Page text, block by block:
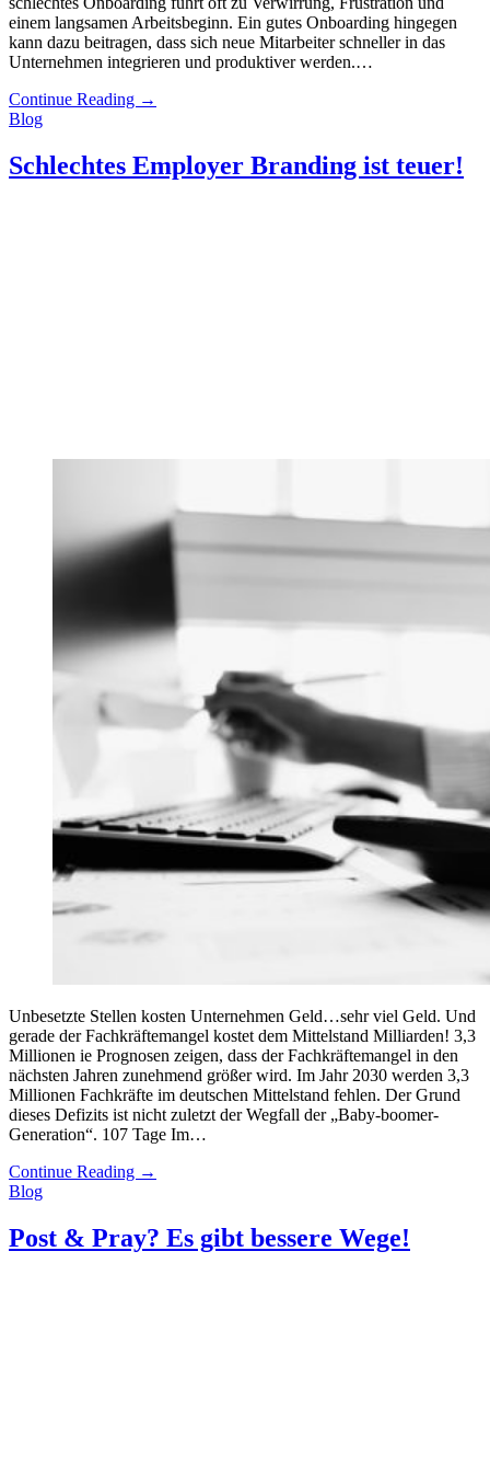
einem langsamen Arbeitsbeginn. Ein gutes Onboarding hingegen
kann dazu beitragen, dass sich neue Mitarbeiter schneller in das
Unternehmen integrieren und produktiver werden.…
Continue Reading →
Blog
Schlechtes Employer Branding ist teuer!
Unbesetzte Stellen kosten Unternehmen Geld…sehr viel Geld. Und
gerade der Fachkräftemangel kostet dem Mittelstand Milliarden! 3,3
Millionen ie Prognosen zeigen, dass der Fachkräftemangel in den
nächsten Jahren zunehmend größer wird. Im Jahr 2030 werden 3,3
Millionen Fachkräfte im deutschen Mittelstand fehlen. Der Grund
dieses Defizits ist nicht zuletzt der Wegfall der „Baby-boomer-
Generation“. 107 Tage Im…
Continue Reading →
Blog
Post & Pray? Es gibt bessere Wege!